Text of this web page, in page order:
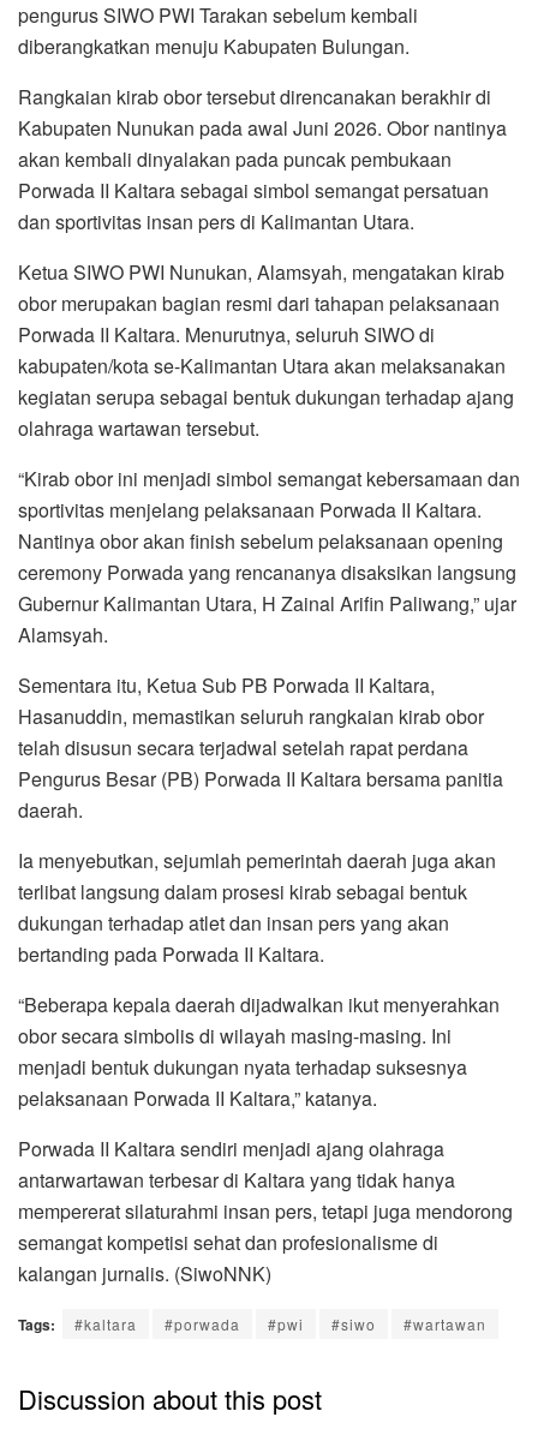
pengurus SIWO PWI Tarakan sebelum kembali
diberangkatkan menuju Kabupaten Bulungan.
Rangkaian kirab obor tersebut direncanakan berakhir di
Kabupaten Nunukan pada awal Juni 2026. Obor nantinya
akan kembali dinyalakan pada puncak pembukaan
Porwada II Kaltara sebagai simbol semangat persatuan
dan sportivitas insan pers di Kalimantan Utara.
Ketua SIWO PWI Nunukan, Alamsyah, mengatakan kirab
obor merupakan bagian resmi dari tahapan pelaksanaan
Porwada II Kaltara. Menurutnya, seluruh SIWO di
kabupaten/kota se-Kalimantan Utara akan melaksanakan
kegiatan serupa sebagai bentuk dukungan terhadap ajang
olahraga wartawan tersebut.
“Kirab obor ini menjadi simbol semangat kebersamaan dan
sportivitas menjelang pelaksanaan Porwada II Kaltara.
Nantinya obor akan finish sebelum pelaksanaan opening
ceremony Porwada yang rencananya disaksikan langsung
Gubernur Kalimantan Utara, H Zainal Arifin Paliwang,” ujar
Alamsyah.
Sementara itu, Ketua Sub PB Porwada II Kaltara,
Hasanuddin, memastikan seluruh rangkaian kirab obor
telah disusun secara terjadwal setelah rapat perdana
Pengurus Besar (PB) Porwada II Kaltara bersama panitia
daerah.
Ia menyebutkan, sejumlah pemerintah daerah juga akan
terlibat langsung dalam prosesi kirab sebagai bentuk
dukungan terhadap atlet dan insan pers yang akan
bertanding pada Porwada II Kaltara.
“Beberapa kepala daerah dijadwalkan ikut menyerahkan
obor secara simbolis di wilayah masing-masing. Ini
menjadi bentuk dukungan nyata terhadap suksesnya
pelaksanaan Porwada II Kaltara,” katanya.
Porwada II Kaltara sendiri menjadi ajang olahraga
antarwartawan terbesar di Kaltara yang tidak hanya
mempererat silaturahmi insan pers, tetapi juga mendorong
semangat kompetisi sehat dan profesionalisme di
kalangan jurnalis. (SiwoNNK)
Tags: #kaltara #porwada #pwi #siwo #wartawan
Discussion about this post